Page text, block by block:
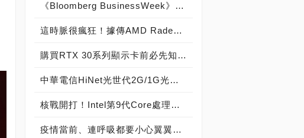
《Bloomberg BusinessWeek》彭博商業周刊爆料 美超微伺服器主機板 黑客門 被偷裝間諜晶片，《Apple、Amazon、SuperMicro》發表聲明駁斥 報導不屬實 精心編造
這時脈很瘋狂！據傳AMD Radeon RX 6000 Navi 21 XT時脈將高達2.4 GHz?!
購買RTX 30系列顯示卡前必先知道的兩三事：NVIDIA技術簡報 (下篇)
中華電信HiNet光世代2G/1G光纖上網來襲，寬頻網路速度再升級！
核戰開打！Intel第9代Core處理器即將來襲，八核心Core i9-9900K成新桌上型主流級處理器霸主！
疫情當前、連呼吸都要小心翼翼，讓Blueair告訴您空氣清淨機的挑選秘辛